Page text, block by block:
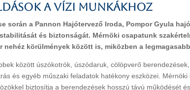
A VÍZI MUNKÁKHOZ
során a Pannon Hajótervező Iroda, Pompor Gyula
és biztonságát. Mérnöki csapatunk
nehéz körülmények között is, miközben a
között úszókotrók, úszódaruk, cölöpverő
és egyéb műszaki feladatok hatékony eszközei.
biztosítja a berendezések hosszú távú működését